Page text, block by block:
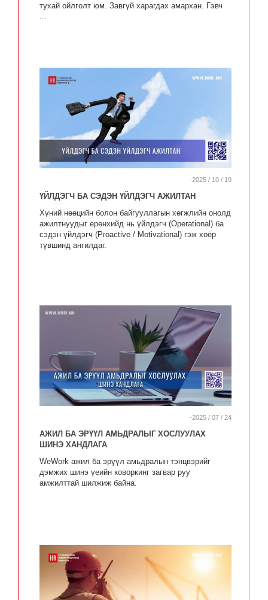
тухай ойлголт юм. Завгүй харагдах амархан. Гэвч
-2025 / 10 / 19
ҮЙЛДЭГЧ БА СЭДЭН ҮЙЛДЭГЧ АЖИЛТАН
Хүний нөөцийн болон байгууллагын хөгжлийн онолд
ажилтнуудыг ерөнхийд нь үйлдэгч (Operational) ба
сэдэн үйлдэгч (Proactive / Motivational) гэж хоёр
түвшинд ангилдаг.
-2025 / 07 / 24
АЖИЛ БА ЭРҮҮЛ АМЬДРАЛЫГ ХОСЛУУЛАХ
ШИНЭ ХАНДЛАГА
WeWork ажил ба эрүүл амьдралын тэнцвэрийг
дэмжих шинэ үеийн коворкинг загвар руу
амжилттай шилжиж байна.